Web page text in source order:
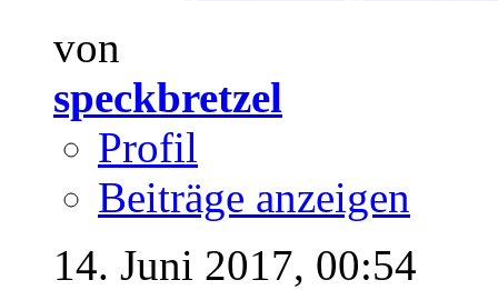
von
speckbretzel
Profil
Beiträge anzeigen
14. Juni 2017, 00:54